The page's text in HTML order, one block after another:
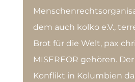
dem auch kolko e.V.,
Brot für die Welt, pax
MISEREOR gehören.
Konflikt in Kolumbien